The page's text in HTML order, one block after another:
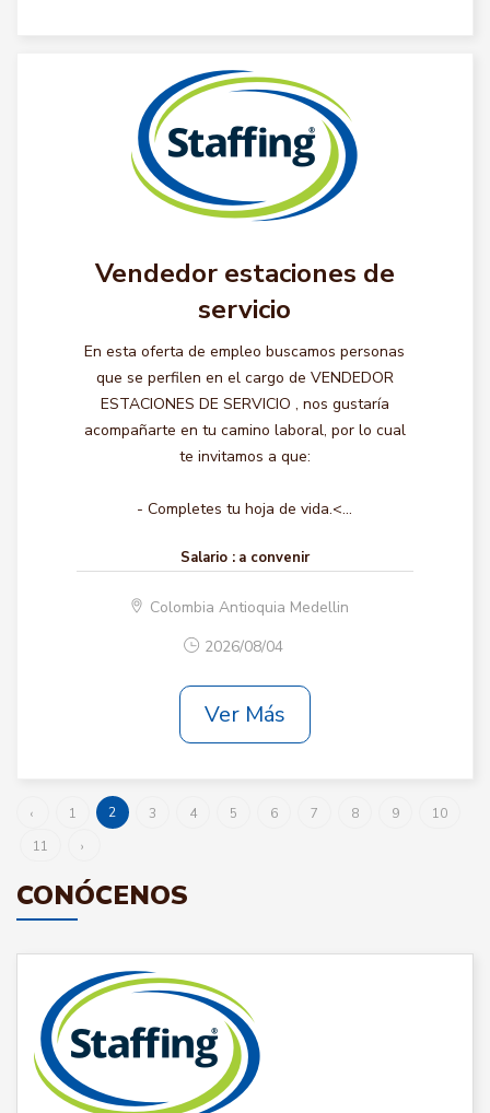
Vendedor estaciones de
servicio
En esta oferta de empleo buscamos personas
que se perfilen en el cargo de VENDEDOR
ESTACIONES DE SERVICIO , nos gustaría
acompañarte en tu camino laboral, por lo cual
te invitamos a que:
- Completes tu hoja de vida.<...
Salario : a convenir
Colombia Antioquia Medellin
2026/08/04
Ver Más
‹ 1 2 3 4 5 6 7 8 9
10
11
›
CONÓCENOS